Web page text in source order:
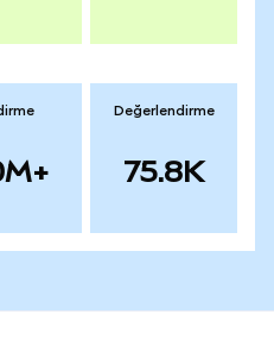
Değerlendirme
75.8K